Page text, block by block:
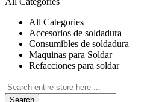
All Categories
Accesorios de soldadura
Consumibles de soldadura
Maquinas para Soldar
Refacciones para soldar
Search